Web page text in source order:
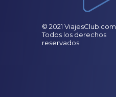
© 2021 ViajesClub.com.
Todos los derechos
reservados.